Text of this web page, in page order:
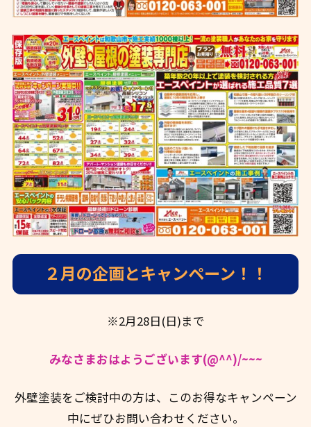
２月の企画とキャンペーン！！
※2月28日(日)まで
みなさまおはようございます(@^^)/~~~
外壁塗装をご検討中の方は、このお得なキャンペーン
中にぜひお問い合わせください。